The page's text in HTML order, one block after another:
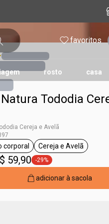
favoritos
rosto casa
Tododia
Cereja e Avelã
etiqueta óleo corporal
corporal
etiqueta Cereja
Cereja e Avelã
59,90 etiqueta -29%
-29%
adicionar à sacola